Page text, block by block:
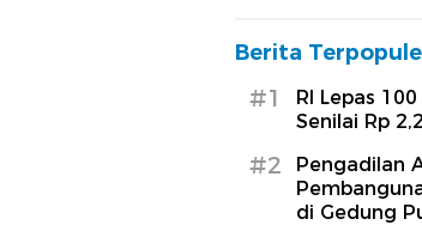
Berita
#1
RI Lepas
Senilai Rp
#2
Pengadilan
di Gedung